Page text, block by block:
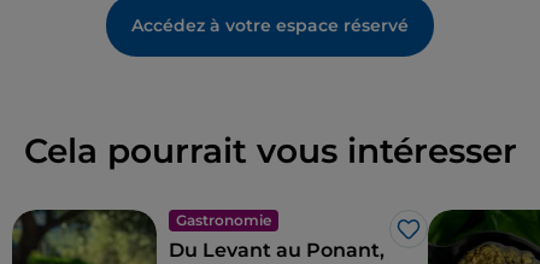
Accédez à votre espace réservé
Cela pourrait vous intéresser
Gastronomie
J’aime
Du Levant au Ponant,